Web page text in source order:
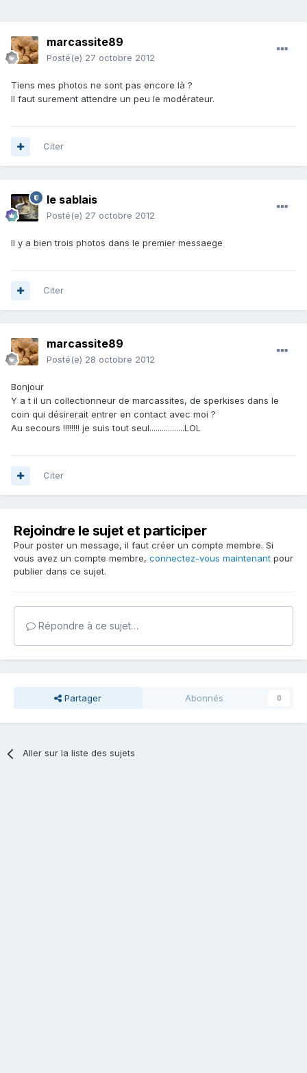
marcassite89
Posté(e) 27 octobre 2012
Tiens mes photos ne sont pas encore là ?
Il faut surement attendre un peu le modérateur.
Citer
le sablais
Posté(e) 27 octobre 2012
Il y a bien trois photos dans le premier messaege
Citer
marcassite89
Posté(e) 28 octobre 2012
Bonjour
Y a t il un collectionneur de marcassites, de sperkises dans le
coin qui désirerait entrer en contact avec moi ?
Au secours !!!!!!!! je suis tout seul.................LOL
Citer
Rejoindre le sujet et participer
Pour poster un message, il faut créer un compte membre. Si
vous avez un compte membre, connectez-vous maintenant pour
publier dans ce sujet.
Répondre à ce sujet…
Partager Abonnés 0
Aller sur la liste des sujets